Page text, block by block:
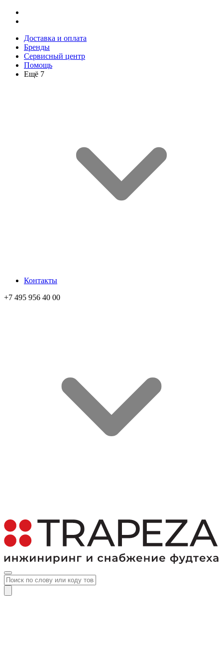
Доставка и оплата
Бренды
Сервисный центр
Помощь
Ещё 7
Контакты
+7 495 956 40 00